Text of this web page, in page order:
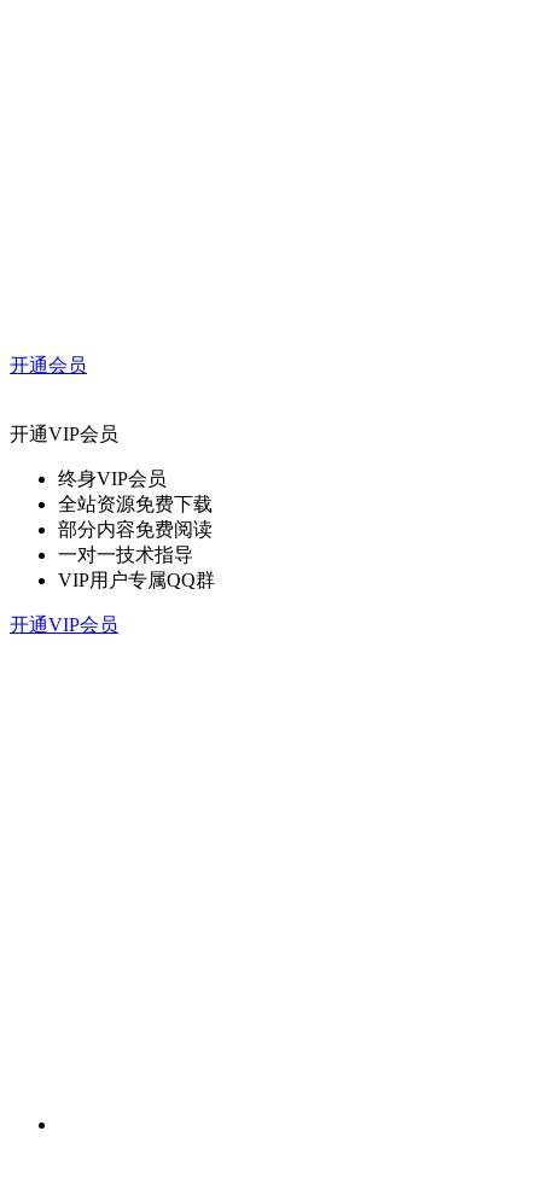
开通会员
开通VIP会员
终身VIP会员
全站资源免费下载
部分内容免费阅读
一对一技术指导
VIP用户专属QQ群
开通VIP会员